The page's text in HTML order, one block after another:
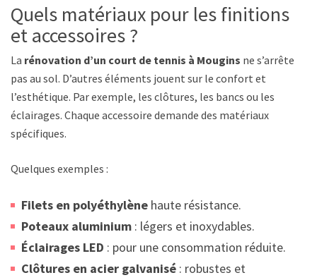
Quels matériaux pour les finitions
et accessoires ?
La rénovation d’un court de tennis à Mougins ne s’arrête
pas au sol. D’autres éléments jouent sur le confort et
l’esthétique. Par exemple, les clôtures, les bancs ou les
éclairages. Chaque accessoire demande des matériaux
spécifiques.
Quelques exemples :
Filets en polyéthylène haute résistance.
Poteaux aluminium : légers et inoxydables.
Éclairages LED : pour une consommation réduite.
Clôtures en acier galvanisé : robustes et